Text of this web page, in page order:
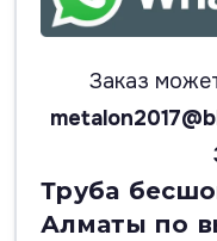
Заказ
Труба
Алматы по